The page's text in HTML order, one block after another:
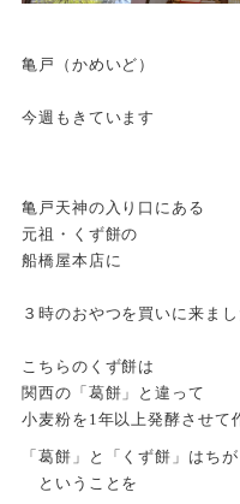
亀戸（かめいど）
今週もきています
亀戸天神の入り口にある
元祖・くず餅の
船橋屋本店に
３時のおやつを買いに来まし
こちらのくず餅は
関西の「葛餅」と違って
小麦粉を1年以上発酵させて
「葛餅」と「くず餅」はちが
ということを